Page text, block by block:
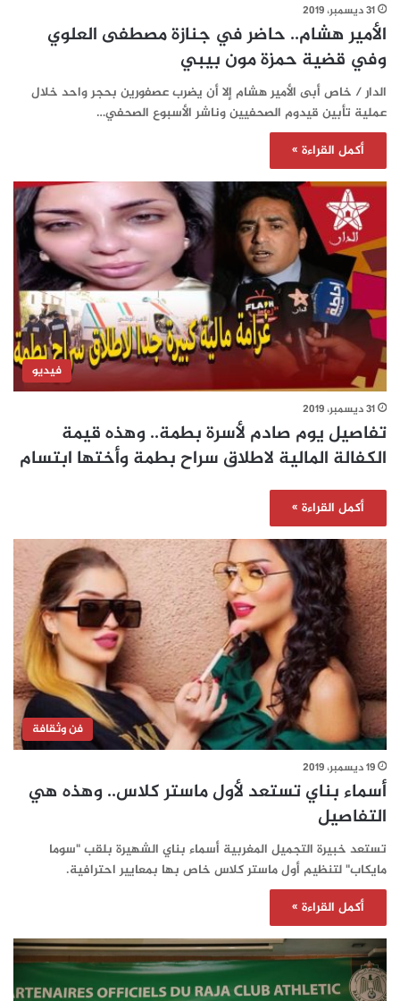
31 ديسمبر، 2019
الأمير هشام.. حاضر في جنازة مصطفى العلوي
وفي قضية حمزة مون بيبي
الدار / خاص أبى الأمير هشام إلا أن يضرب عصفورين بحجر واحد خلال
عملية تأبين قيدوم الصحفيين وناشر الأسبوع الصحفي…
أكمل القراءة »
فيديو
31 ديسمبر، 2019
تفاصيل يوم صادم لأسرة بطمة.. وهذه قيمة
الكفالة المالية لاطلاق سراح بطمة وأختها ابتسام
أكمل القراءة »
فن وثقافة
19 ديسمبر، 2019
أسماء بناي تستعد لأول ماستر كلاس.. وهذه هي
التفاصيل‎
‎تستعد خبيرة التجميل المغربية أسماء بناي الشهيرة بلقب "سوما
مايكاب" لتنظيم أول ماستر كلاس خاص بها بمعايير احترافية.
أكمل القراءة »